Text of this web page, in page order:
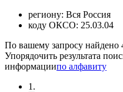
региону: Вся Россия
коду ОКСО: 25.03.04
По вашему запросу найдено
Упорядочить результата
информациипо алфавиту
1.